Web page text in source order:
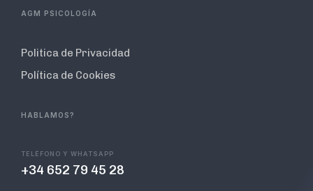
AGM PSICOLOGÍA
Politica de Privacidad
Política de Cookies
HABLAMOS?
TELÉFONO Y WHATSAPP
+34 652 79 45 28